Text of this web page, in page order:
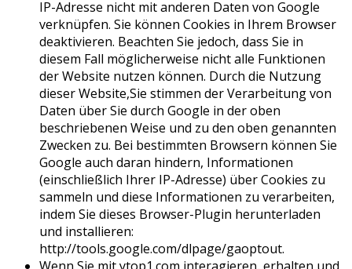
IP-Adresse nicht mit anderen Daten von Google
verknüpfen. Sie können Cookies in Ihrem Browser
deaktivieren. Beachten Sie jedoch, dass Sie in
diesem Fall möglicherweise nicht alle Funktionen
der Website nutzen können. Durch die Nutzung
dieser Website,Sie stimmen der Verarbeitung von
Daten über Sie durch Google in der oben
beschriebenen Weise und zu den oben genannten
Zwecken zu. Bei bestimmten Browsern können Sie
Google auch daran hindern, Informationen
(einschließlich Ihrer IP-Adresse) über Cookies zu
sammeln und diese Informationen zu verarbeiten,
indem Sie dieses Browser-Plugin herunterladen
und installieren:
http://tools.google.com/dlpage/gaoptout.